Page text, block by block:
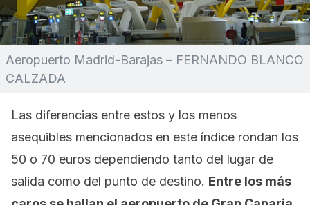
Aeropuerto Madrid-Barajas – FERNANDO BLANCO
CALZADA
Las diferencias entre estos y los menos
asequibles mencionados en este índice rondan los
50 o 70 euros dependiendo tanto del lugar de
salida como del punto de destino. Entre los más